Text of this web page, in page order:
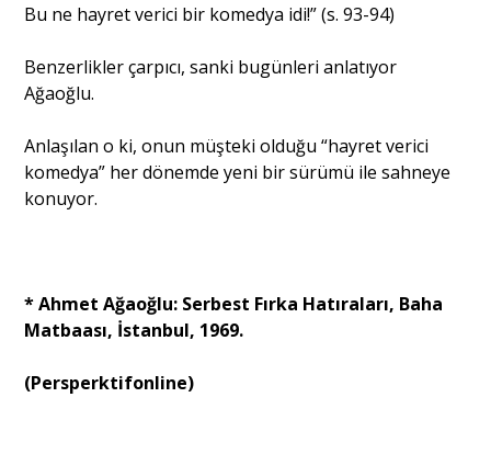
Bu ne hayret verici bir komedya idi!” (s. 93-94)
Benzerlikler çarpıcı, sanki bugünleri anlatıyor
Ağaoğlu.
Anlaşılan o ki, onun müşteki olduğu “hayret verici
komedya” her dönemde yeni bir sürümü ile sahneye
konuyor.
* Ahmet Ağaoğlu: Serbest Fırka Hatıraları, Baha
Matbaası, İstanbul, 1969.
(Persperktifonline)